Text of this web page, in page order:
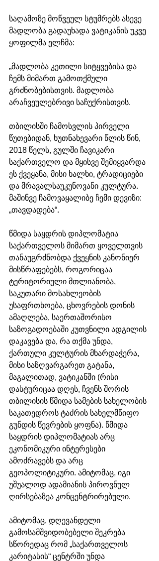
საღამოზე მოწვეულ სტუმრებს ასევე
მადლობა გადაუხადა ვატიკანის უკვე
ყოფილმა ელჩმა:
„მადლობა კეთილი სიტყვებისა და
ჩემს მიმართ გამოთქმული
გრძნობებისთვის. მადლობა
არაჩვეულებრივი საჩუქრისთვის.
თბილისში ჩამოსვლის პირველი
წუთებიდან, ხუთნახევარი წლის წინ,
2018 წელს, გულში ჩავიკარი
საქართველო და მყისვე შემიყვარდა
ეს ქვეყანა, მისი ხალხი, ტრადიციები
და მრავალსაუკუნოვანი კულტურა.
მაშინვე ჩამოვაყალიბე ჩემი დევიზი:
„თავდადება“.
წმიდა საყდრის დიპლომატია
საქართველოს მიმართ ყოველთვის
თანაუგრძნობდა ქვეყნის კანონიერ
მისწრაფებებს, როგორიცაა
ტერიტორიული მთლიანობა,
საკუთარი მოსახლეობის
უსაფრთხოება, ცხოვრების დონის
ამაღლება, საერთაშორისო
საზოგადოებაში კუთვნილი ადგილის
დაკავება და, რა თქმა უნდა,
ქართული კულტურის მხარდაჭერა,
მისი საზღვარგარეთ გატანა,
მაგალითად, ვატიკანში (რისი
დასტურიცაა დღეს, ჩვენს შორის
თბილისის წმიდა სამების სახელობის
საკათედროს ტაძრის სახელმწიფო
გუნდის წევრების ყოფნა). წმიდა
საყდრის დიპლომატიას არც
ეკონომიკური ინტერესები
ამოძრავებს და არც
გეოპოლიტიკური. ამიტომაც, იგი
უშუალოდ ადამიანის პიროვნულ
ღირსებაზეა კონცენტრირებული.
ამიტომაც, დღევანდელი
გამოსამშვიდობებელი შეკრება
სწორედაც რომ „საქართველოს
კარიტასის“ ცენტრში უნდა